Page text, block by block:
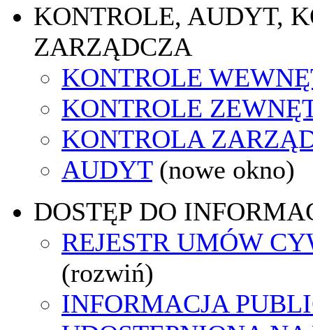
KONTROLE, AUDYT,
ZARZĄDCZA
KONTROLE
KONTROLE
KONTROLA
AUDYT (nowe okno)
DOSTĘP DO
REJESTR UMÓW
(rozwiń)
INFORMACJA